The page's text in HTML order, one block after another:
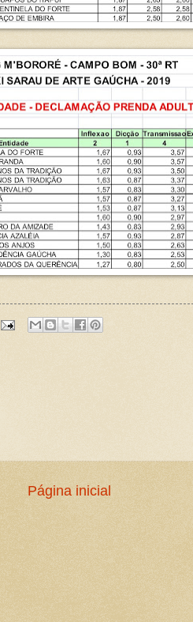
Página inicial